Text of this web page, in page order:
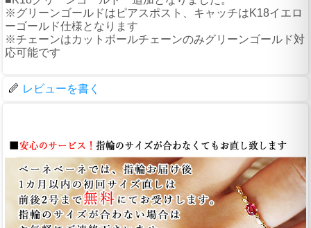
※グリーンゴールドはピアスポスト、キャッチはK18イエロ
ーゴールド仕様となります
※チェーンはカットボールチェーンのみグリーンゴールド対
応可能です
レビューを書く